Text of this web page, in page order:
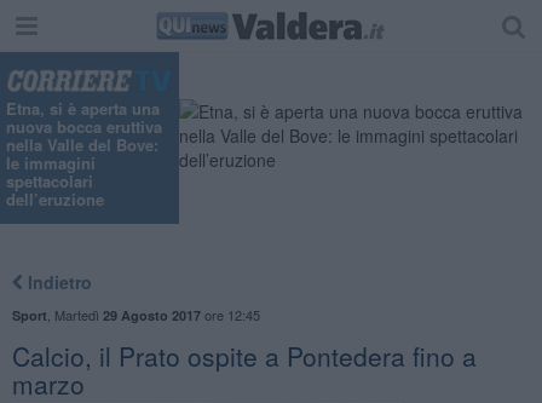
Etna, si è aperta una
nuova bocca eruttiva
nella Valle del Bove:
le immagini
spettacolari
dell’eruzione
Indietro
Sport Martedì 29 Agosto 2017ore 12:45
Calcio, il Prato ospite a Pontedera fino a
marzo